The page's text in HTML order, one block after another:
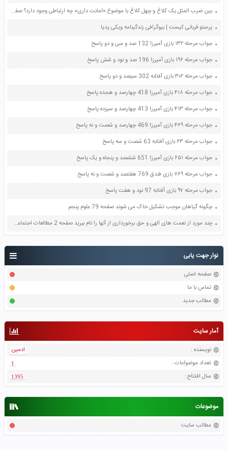
نوار جهت یابی
صفحه اصلی
تماس با ما
مطالب جدید
آمار سایت
نویسنده :
ادمین
تعداد موضواعات :
1
سال افتتاح :
1395
موضوعات
مطالب سایت
بین ضرب المثل یک کلاغ و چهل کلاغ با موضوع «امانت داری» چه ارتباطی وجود دارد؟ صفحه 101 هدیه های آسمان چهارم
پرستو قربانی کیست | بیوگرافی زندگینامه ویکی پدیا
جواب مرحله ۱۳۲ بازی آمیرزا 132 صد و سی و دو پاسخ
جواب مرحله ۱۹۶ بازی آمیرزا 196 صد و نود و شش پاسخ
جواب مرحله ۳۰۲ بازی آفتابه 302 سیصد و دو پاسخ
جواب مرحله ۴۱۸ بازی آمیرزا 418 چهارصد و هجده پاسخ
جواب مرحله ۴۱۳ بازی آمیرزا 413 چهارصد و سیزده پاسخ
جواب مرحله ۴۶۹ بازی آمیرزا 469 چهارصد و شصت و نه پاسخ
جواب مرحله ۶۳ بازی آفتابه 63 شصت و سه پاسخ
جواب مرحله ۶۵۱ بازی آمیرزا 651 ششصد و پنجاه و یک پاسخ
جواب مرحله ۷۶۹ بازی فندق 769 هفتصد و شصت و نه پاسخ
جواب مرحله ۹۷ بازی آفتابه 97 نود و هفت پاسخ
چگونه گیاهان موجب تشکیل خاک می شوند صفحه 79 علوم پنجم
چند مورد از نعمت های الهی و حق برخورداری از آنها را نام ببرید صفحه 2 مطالعات اجتماعی هفتم